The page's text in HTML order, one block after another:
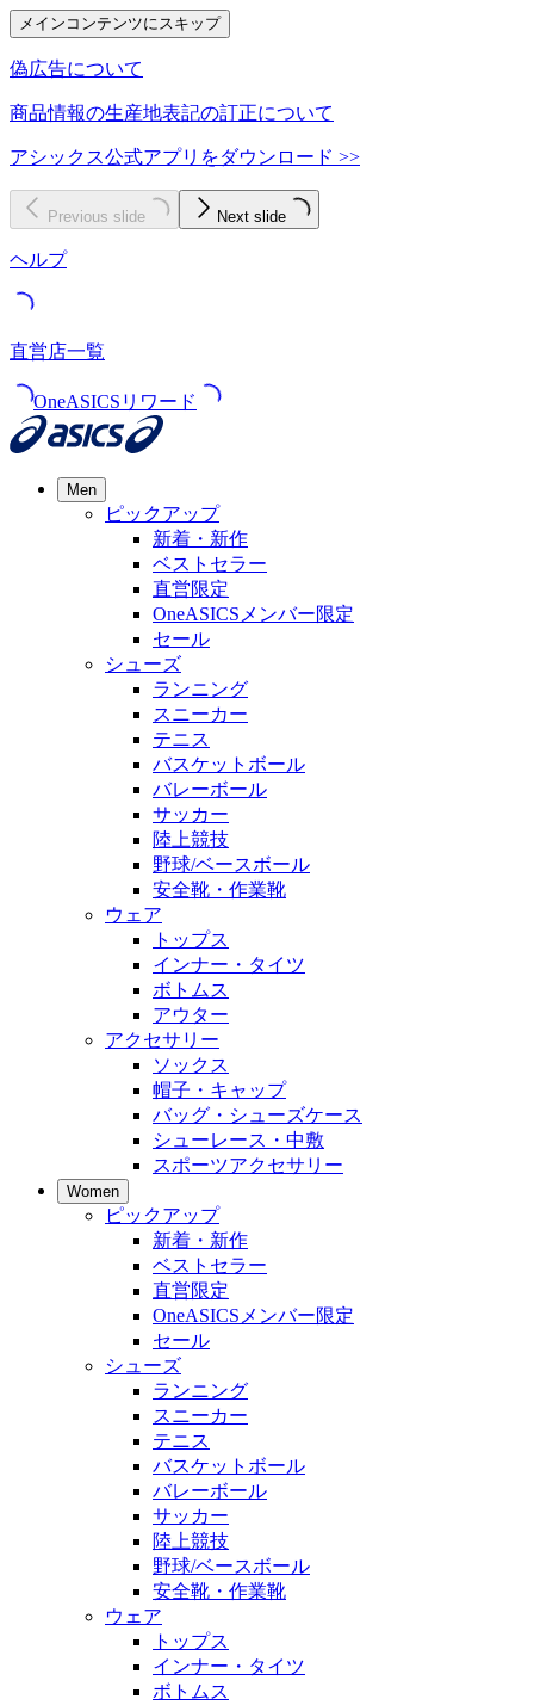
メインコンテンツにスキップ
偽広告について
商品情報の生産地表記の訂正について
アシックス公式アプリをダウンロード >>
Previous slide Next slide
ヘルプ
直営店一覧
OneASICSリワード
Men
ピックアップ
新着・新作
ベストセラー
直営限定
OneASICSメンバー限定
セール
シューズ
ランニング
スニーカー
テニス
バスケットボール
バレーボール
サッカー
陸上競技
野球/ベースボール
安全靴・作業靴
ウェア
トップス
インナー・タイツ
ボトムス
アウター
アクセサリー
ソックス
帽子・キャップ
バッグ・シューズケース
シューレース・中敷
スポーツアクセサリー
Women
ピックアップ
新着・新作
ベストセラー
直営限定
OneASICSメンバー限定
セール
シューズ
ランニング
スニーカー
テニス
バスケットボール
バレーボール
サッカー
陸上競技
野球/ベースボール
安全靴・作業靴
ウェア
トップス
インナー・タイツ
ボトムス